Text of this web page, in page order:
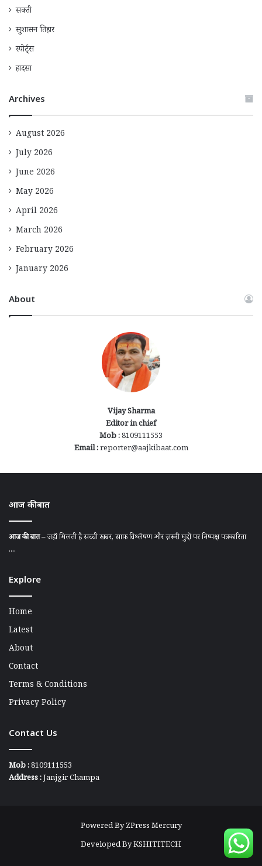
सक्ती
सुशासन तिहार
स्पोर्ट्स
हादसा
Archives
August 2026
July 2026
June 2026
May 2026
April 2026
March 2026
February 2026
January 2026
About
Vijay Sharma
Editor in chief
Mob :8109111553
Email :reporter@aajkibaat.com
आज की बात
आज की बात– जहाँ मिलती है सच्ची खबर, साफ़ विश्लेषण और ज़रूरी मुद्दों पर निष्पक्ष पत्रकारिता
....
Explore
Home
Latest
About
Contact
Terms & Conditions
Privacy Policy
Contact Us
Mob :8109111553
Address :Janjgir Champa
Powered ByZPress Mercury
Developed ByKSHITITECH